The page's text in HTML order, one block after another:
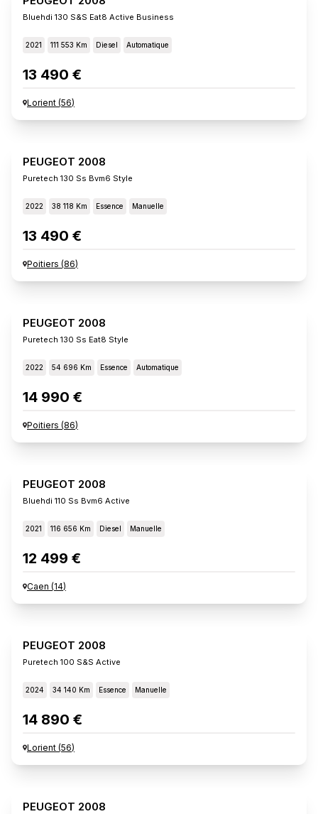
Bluehdi 130 S&s Eat8 Active Business
2021 111 553 Km Diesel Automatique
13 490 €
Lorient (56)
PEUGEOT 2008
Puretech 130 Ss Bvm6 Style
2022 38 118 Km Essence Manuelle
13 490 €
Poitiers (86)
PEUGEOT 2008
Puretech 130 Ss Eat8 Style
2022 54 696 Km Essence Automatique
14 990 €
Poitiers (86)
PEUGEOT 2008
Bluehdi 110 Ss Bvm6 Active
2021 116 656 Km Diesel Manuelle
12 499 €
Caen (14)
PEUGEOT 2008
Puretech 100 S&s Active
2024 34 140 Km Essence Manuelle
14 890 €
Lorient (56)
PEUGEOT 2008